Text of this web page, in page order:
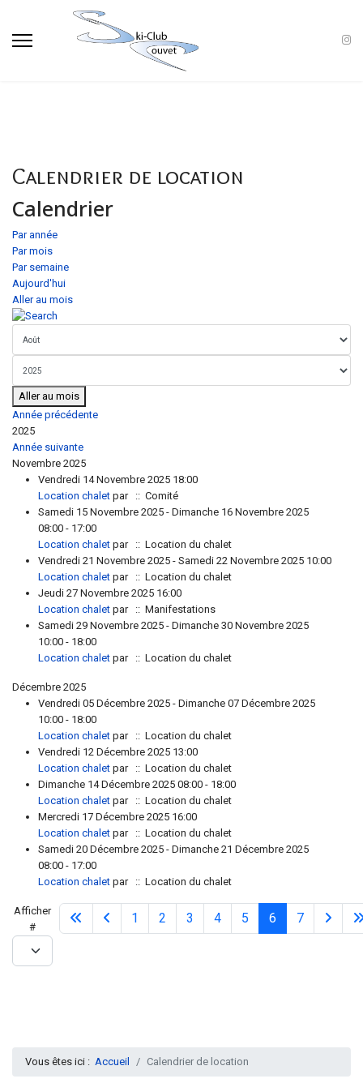
Calendrier de location
Calendrier
Par année
Par mois
Par semaine
Aujourd'hui
Aller au mois
Aller au mois
Année précédente
2025
Année suivante
Novembre 2025
Vendredi 14 Novembre 2025 18:00
Location chalet par
:: Comité
Samedi 15 Novembre 2025 - Dimanche 16 Novembre 2025
08:00 - 17:00
Location chalet par
:: Location du chalet
Vendredi 21 Novembre 2025 - Samedi 22 Novembre 2025 10:00
Location chalet par
:: Location du chalet
Jeudi 27 Novembre 2025 16:00
Location chalet par
:: Manifestations
Samedi 29 Novembre 2025 - Dimanche 30 Novembre 2025
10:00 - 18:00
Location chalet par :: Location du chalet
Décembre 2025
Vendredi 05 Décembre 2025 - Dimanche 07 Décembre 2025
10:00 - 18:00
Location chalet par
:: Location du chalet
Vendredi 12 Décembre 2025 13:00
Location chalet par
:: Location du chalet
Dimanche 14 Décembre 2025 08:00 - 18:00
Location chalet par
:: Location du chalet
Mercredi 17 Décembre 2025 16:00
Location chalet par
:: Location du chalet
Samedi 20 Décembre 2025 - Dimanche 21 Décembre 2025
08:00 - 17:00
Location chalet par :: Location du chalet
Limite de la pagination
Afficher
#
1 2 3 4 5 6 7
Vous êtes ici : Accueil Calendrier de location